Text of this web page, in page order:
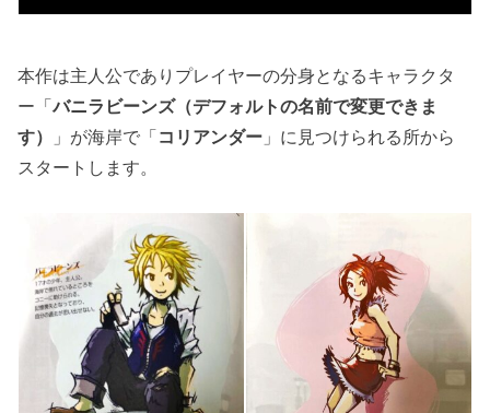
本作は主人公でありプレイヤーの分身となるキャラクタ
ー「バニラビーンズ（デフォルトの名前で変更できま
す）
」が海岸で「コリアンダー 」に見つけられる所から
スタートします。